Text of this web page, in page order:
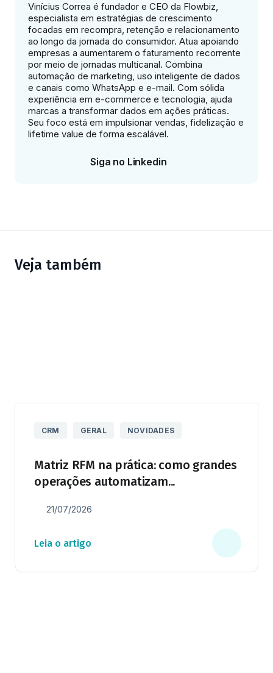
Vinícius Correa é fundador e CEO da Flowbiz,
especialista em estratégias de crescimento
focadas em recompra, retenção e relacionamento
ao longo da jornada do consumidor. Atua apoiando
empresas a aumentarem o faturamento recorrente
por meio de jornadas multicanal. Combina
automação de marketing, uso inteligente de dados
e canais como WhatsApp e e-mail. Com sólida
experiência em e-commerce e tecnologia, ajuda
marcas a transformar dados em ações práticas.
Seu foco está em impulsionar vendas, fidelização e
lifetime value de forma escalável.
Siga no Linkedin
Veja também
CRM GERAL NOVIDADES
Matriz RFM na prática: como grandes
operações automatizam...
21/07/2026
Leia o artigo